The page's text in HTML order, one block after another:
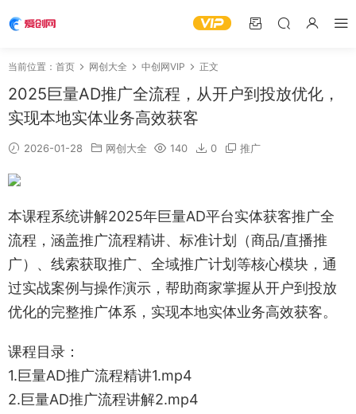
当前位置： 首页 网创大全 中创网VIP 正文
2025巨量AD推广全流程，从开户到投放优化，
实现本地实体业务高效获客
2026-01-28 网创大全 140 0 推广
本课程系统讲解2025年巨量AD平台实体获客推广全
流程，涵盖推广流程精讲、标准计划（商品/直播推
广）、线索获取推广、全域推广计划等核心模块，通
过实战案例与操作演示，帮助商家掌握从开户到投放
优化的完整推广体系，实现本地实体业务高效获客。
课程目录：
1.巨量AD推广流程精讲1.mp4
2.巨量AD推广流程讲解2.mp4